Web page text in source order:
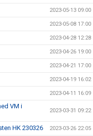
2023-05-13 09:00
2023-05-08 17:00
2023-04-28 12:28
2023-04-26 19:00
2023-04-21 17:00
2023-04-19 16:02
2023-04-11 16:09
VM i
2023-03-31 09:22
HK 230326 2023-03-26 22:05